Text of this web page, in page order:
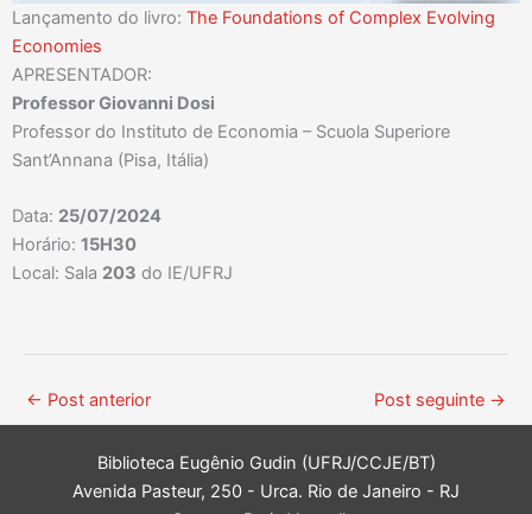
Lançamento do livro: The Foundations of Complex Evolving
Economies
APRESENTADOR:
Professor Giovanni Dosi
Professor do Instituto de Economia – Scuola Superiore
Sant’Annana (Pisa, Itália)
Data: 25/07/2024
Horário: 15H30
Local: Sala 203 do IE/UFRJ
← Post anterior Post seguinte →
Biblioteca Eugênio Gudin (UFRJ/CCJE/BT)
Avenida Pasteur, 250 - Urca. Rio de Janeiro - RJ